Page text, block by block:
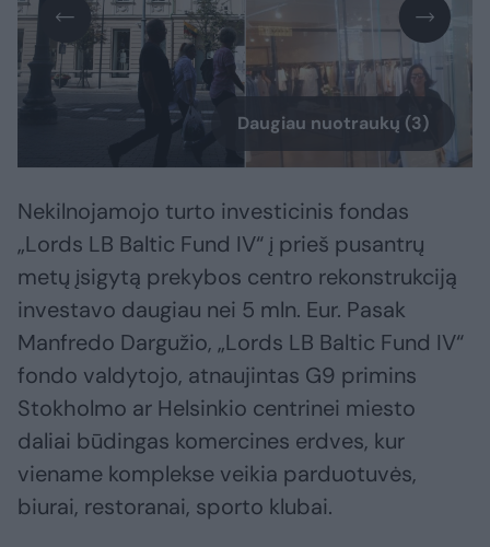
Daugiau nuotraukų (3)
Nekilnojamojo turto investicinis fondas
„Lords LB Baltic Fund IV“ į prieš pusantrų
metų įsigytą prekybos centro rekonstrukciją
investavo daugiau nei 5 mln. Eur. Pasak
Manfredo Dargužio, „Lords LB Baltic Fund IV“
fondo valdytojo, atnaujintas G9 primins
Stokholmo ar Helsinkio centrinei miesto
daliai būdingas komercines erdves, kur
viename komplekse veikia parduotuvės,
biurai, restoranai, sporto klubai.